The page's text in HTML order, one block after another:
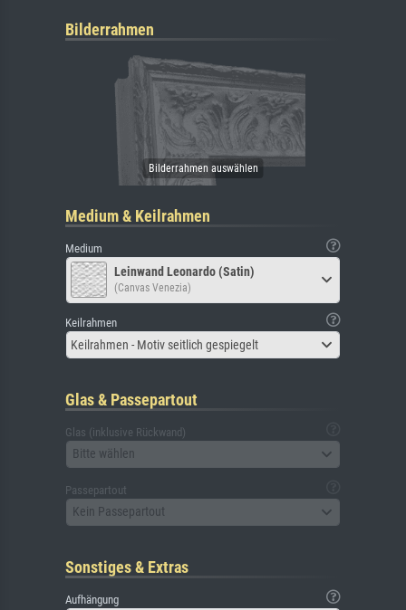
Bilderrahmen
Medium & Keilrahmen
Medium
Leinwand Leonardo (Satin)
(Canvas Venezia)
Keilrahmen
Keilrahmen - Motiv seitlich gespiegelt
Glas & Passepartout
Glas (inklusive Rückwand)
Bitte wählen
Passepartout
Kein Passepartout
Sonstiges & Extras
Aufhängung